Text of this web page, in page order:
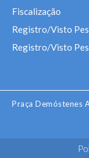
Fiscalização
Registro/Visto
Registro/Visto
Praça Demóstenes